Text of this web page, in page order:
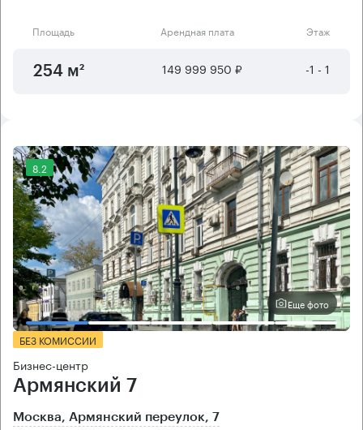
Площадь Арендная плата Этаж
254 м² 149 999 950 ₽ -1 - 1
8.2
Еще фото
БЕЗ КОМИССИИ
Бизнес-центр
Армянский 7
Москва, Армянский переулок, 7